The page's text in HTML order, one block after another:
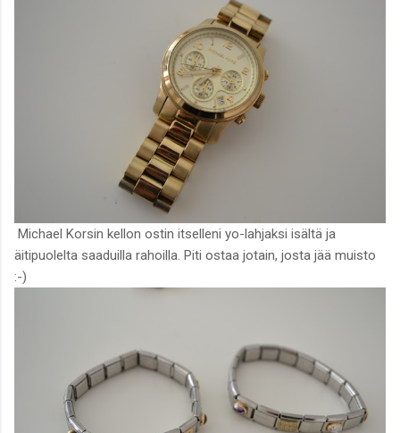
Michael Korsin kellon ostin itselleni yo-lahjaksi isältä ja
äitipuolelta saaduilla rahoilla. Piti ostaa jotain, josta jää muisto
:-)